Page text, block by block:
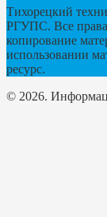
Тихорецкий
РГУПС. Все
копирование
использовании
ресурс.
© 2026.